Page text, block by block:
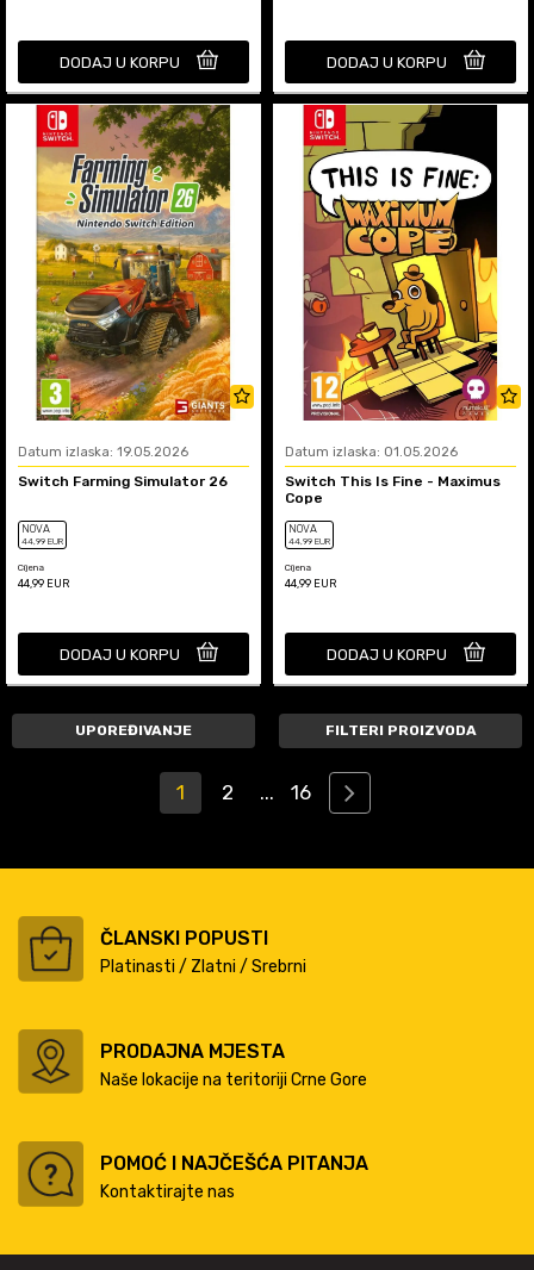
DODAJ U KORPU DODAJ U KORPU
Datum izlaska: 19.05.2026
Switch Farming Simulator 26
NOVA
44,99 EUR
Cijena
44,99 EUR
DODAJ U KORPU
Datum izlaska: 01.05.2026
Switch This Is Fine - Maximus
Cope
NOVA
44,99 EUR
Cijena
44,99 EUR
DODAJ U KORPU
UPOREĐIVANJE FILTERI PROIZVODA
1 2 ... 16
ČLANSKI POPUSTI
Platinasti / Zlatni / Srebrni
PRODAJNA MJESTA
Naše lokacije na teritoriji Crne Gore
POMOĆ I NAJČEŠĆA PITANJA
Kontaktirajte nas